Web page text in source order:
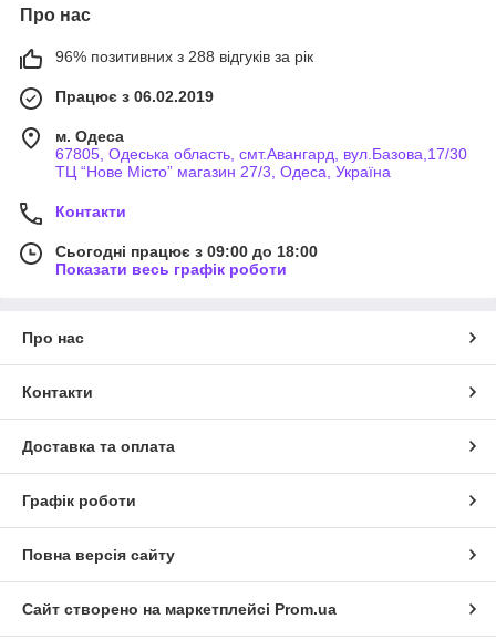
Про нас
96% позитивних з 288 відгуків за рік
Працює з 06.02.2019
м. Одеса
67805, Одеська область, смт.Авангард, вул.Базова,17/30
ТЦ “Нове Місто” магазин 27/3, Одеса, Україна
Контакти
Сьогодні працює з 09:00 до 18:00
Показати весь графік роботи
Про нас
Контакти
Доставка та оплата
Графік роботи
Повна версія сайту
Сайт створено на маркетплейсі Prom.ua